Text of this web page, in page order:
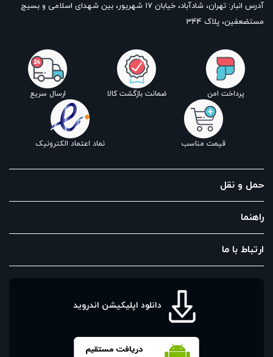
آدرس انبار: تهران، شادآباد، خیابان ١٧ شهریور، بین شهدای اسلامی و بسیج
مستضعفین، پلاک 344
پرداخت امن ضمانت بازگشت کالا ارسال سریع
قیمت مناسب نماد اعتماد الکترونیک
حمل و نقل
راهنما
ارتباط با ما
دانلود اپلیکیشن اندروید